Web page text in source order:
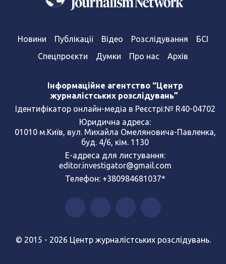
Новини Публікації Відео Розслідування
БСІ
Спецпроєкти
Думки Про нас Архів
Інформаційне агентство “Центр
журналістських розслідувань”
Ідентифікатор онлайн-медіа в Реєстрі:№ R40-04702
Юридична адреса:
01010 м.Київ, вул. Михайла Омеляновича-Павленка,
буд. 4/6, кім. 1130
Е-адреса для листування:
editor.investigator@gmail.com
Телефон: +380984681037*
© 2015 - 2026 Центр журналістських розслідувань.